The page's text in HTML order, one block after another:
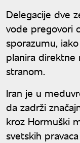
Delegacije dve
vode pregovori
sporazumu,
planira direktne
stranom.
Iran je u
da zadrži
kroz Hormuški
svetskih